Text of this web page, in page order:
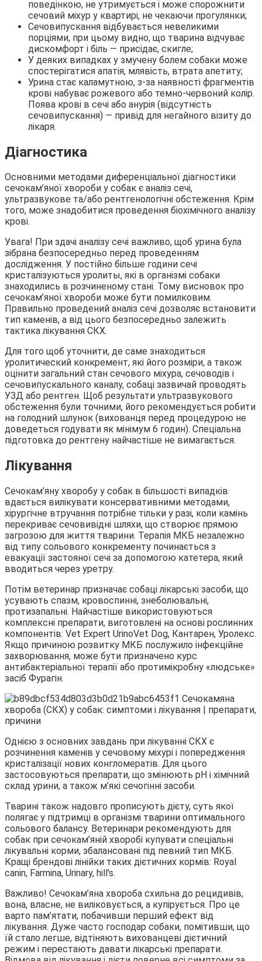
поведінкою, не утримується і може спорожнити
сечовий міхур у квартирі, не чекаючи прогулянки;
Сечовипускання відбувається невеликими
порціями, при цьому видно, що тварина відчуває
дискомфорт і біль ― присідає, скигле;
У деяких випадках у змучену болем собаки може
спостерігатися апатія, млявість, втрата апетиту;
Урина стає каламутною, з-за наявності фрагментів
крові набуває рожевого або темно-червоний колір.
Поява крові в сечі або анурія (відсутність
сечовипускання) ― привід для негайного візиту до
лікаря.
Діагностика
Основними методами диференціальної діагностики
сечокам’яної хвороби у собак є аналіз сечі,
ультразвукове та/або рентгенологічні обстеження. Крім
того, може знадобитися проведення біохімічного аналізу
крові.
Увага! При здачі аналізу сечі важливо, щоб урина була
зібрана безпосередньо перед проведенням
дослідження. У постійно більше години сечі
кристалізуються уролиты, які в організмі собаки
знаходились в розчиненому стані. Тому висновок про
сечокам’яної хвороби може бути помилковим.
Правильно проведений аналіз сечі дозволяє встановити
тип каменів, а від цього безпосередньо залежить
тактика лікування СКХ.
Для того щоб уточнити, де саме знаходиться
уролитический конкремент, які його розміри, а також
оцінити загальний стан сечового міхура, сечоводів і
сечовипускального каналу, собаці зазвичай проводять
УЗД або рентген. Щоб результати ультразвукового
обстеження були точними, його рекомендується робити
на голодний шлунок (вихованця перед процедурою не
доведеться годувати як мінімум 6 годин). Спеціальна
підготовка до рентгену найчастіше не вимагається.
Лікування
Сечокам’яну хворобу у собак в більшості випадків
вдається вилікувати консервативними методами,
хірургічне втручання потрібне тільки у разі, коли камінь
перекриває сечовивідні шляхи, що створює прямою
загрозою для життя тварини. Терапія МКБ незалежно
від типу сольового конкременту починається з
евакуації застояної сечі за допомогою катетера, який
вводиться через уретру.
Потім ветеринар призначає собаці лікарські засоби, що
усувають спазм, кровоспинні, знеболювальні,
протизапальні. Найчастіше використовуються
комплексні препарати, виготовлені на основі рослинних
компонентів: Vet Expert UrinoVet Dog, Кантарен, Уролекс.
Якщо причиною розвитку МКБ послужило інфекційне
захворювання, може бути призначено курс
антибактеріальної терапії або протимікробну «людське»
засіб Фурагін.
Однією з основних завдань при лікуванні СКХ є
розчинення каменів у сечовому міхурі і попередження
кристалізації нових конгломератів. Для цього
застосовуються препарати, що змінюють рН і хімічний
склад урини, а також м’які сечогінні засоби.
Тварині також надовго прописують дієту, суть якої
полягає у підтримці в організмі тварини оптимального
сольового балансу. Ветеринари рекомендують для
собак при сечокам’яній хворобі купувати спеціальні
лікувальні корми, збалансовані під певний тип МКБ.
Кращі брендові лінійки таких дієтичних кормів: Royal
canin, Farmina, Urinary, hill’s.
Важливо! Сечокам’яна хвороба схильна до рецидивів,
вона, власне, не виліковується, а купірується. Про це
варто пам’ятати, побачивши перший ефект від
лікування. Дуже часто господар собаки, помітивши, що
їй стало легше, відтіняють вихованцеві дієтичний
режим і перестають давати лікарські препарати.